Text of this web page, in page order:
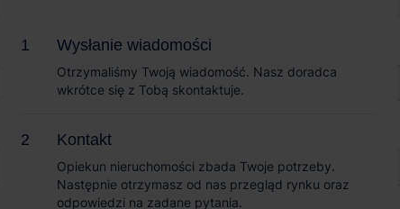
Wysłanie wiadomości
Otrzymaliśmy Twoją wiadomość. Nasz doradca
wkrótce się z Tobą skontaktuje.
Kontakt
Opiekun nieruchomości zbada Twoje potrzeby.
Następnie otrzymasz od nas przegląd rynku oraz
odpowiedzi na zadane pytania.
Wysłanie wiadomości
Otrzymaliśmy Twoją wiadomość. Nasz doradca
wkrótce się z Tobą skontaktuje.
Kontakt
Opiekun nieruchomości zbada Twoje potrzeby.
Następnie otrzymasz od nas przegląd rynku oraz
odpowiedzi na zadane pytania.